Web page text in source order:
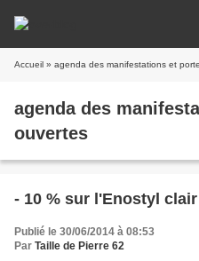
Accueil » agenda des manifestations et
agenda des
ouvertes
- 10 % sur l'Enostyl
Publié le 30/06/2014 à 08:53
Par Taille de Pierre 62